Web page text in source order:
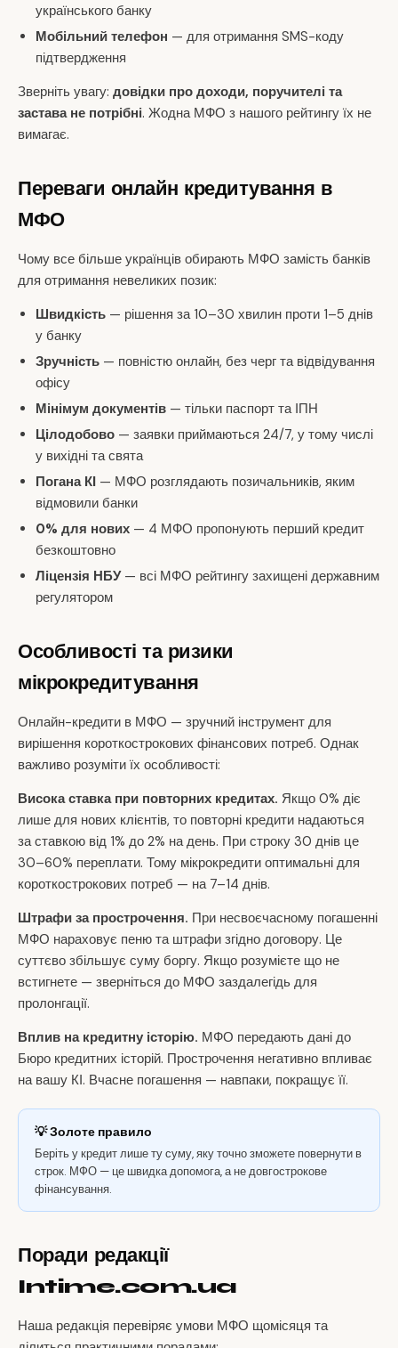
українського банку
Мобільний телефон — для отримання SMS-коду
підтвердження
Зверніть увагу: довідки про доходи, поручителі та
застава не потрібні. Жодна МФО з нашого рейтингу їх не
вимагає.
Переваги онлайн кредитування в
МФО
Чому все більше українців обирають МФО замість банків
для отримання невеликих позик:
Швидкість — рішення за 10–30 хвилин проти 1–5 днів
у банку
Зручність — повністю онлайн, без черг та відвідування
офісу
Мінімум документів — тільки паспорт та ІПН
Цілодобово — заявки приймаються 24/7, у тому числі
у вихідні та свята
Погана КІ — МФО розглядають позичальників, яким
відмовили банки
0% для нових — 4 МФО пропонують перший кредит
безкоштовно
Ліцензія НБУ— всі МФО рейтингу захищені державним
регулятором
Особливості та ризики
мікрокредитування
Онлайн-кредити в МФО — зручний інструмент для
вирішення короткострокових фінансових потреб. Однак
важливо розуміти їх особливості:
Висока ставка при повторних кредитах. Якщо 0% діє
лише для нових клієнтів, то повторні кредити надаються
за ставкою від 1% до 2% на день. При строку 30 днів це
30–60% переплати. Тому мікрокредити оптимальні для
короткострокових потреб — на 7–14 днів.
Штрафи за прострочення. При несвоєчасному погашенні
МФО нараховує пеню та штрафи згідно договору. Це
суттєво збільшує суму боргу. Якщо розумієте що не
встигнете — зверніться до МФО заздалегідь для
пролонгації.
Вплив на кредитну історію. МФО передають дані до
Бюро кредитних історій. Прострочення негативно впливає
на вашу КІ. Вчасне погашення — навпаки, покращує її.
💡 Золоте правило
Беріть у кредит лише ту суму, яку точно зможете повернути в
строк. МФО — це швидка допомога, а не довгострокове
фінансування.
Поради редакції
Intime.com.ua
Наша редакція перевіряє умови МФО щомісяця та